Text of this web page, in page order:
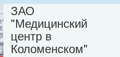
ЗАО
"Медицинский
центр в
Коломенском"